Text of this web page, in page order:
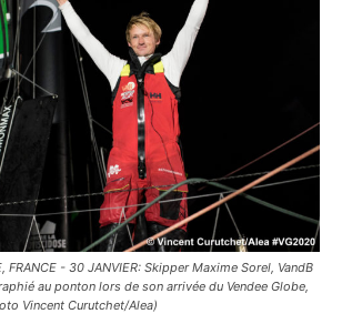
FRANCE - 30 JANVIER: Skipper Maxime Sorel, VandB
au ponton lors de son arrivée du Vendee Globe,
Vincent Curutchet/Alea)